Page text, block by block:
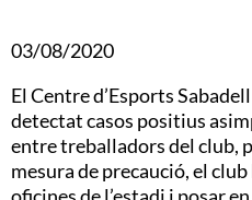
03/08/2020
El Centre d’Esports
detectat casos positius
entre treballadors del club,
mesura de precaució, el